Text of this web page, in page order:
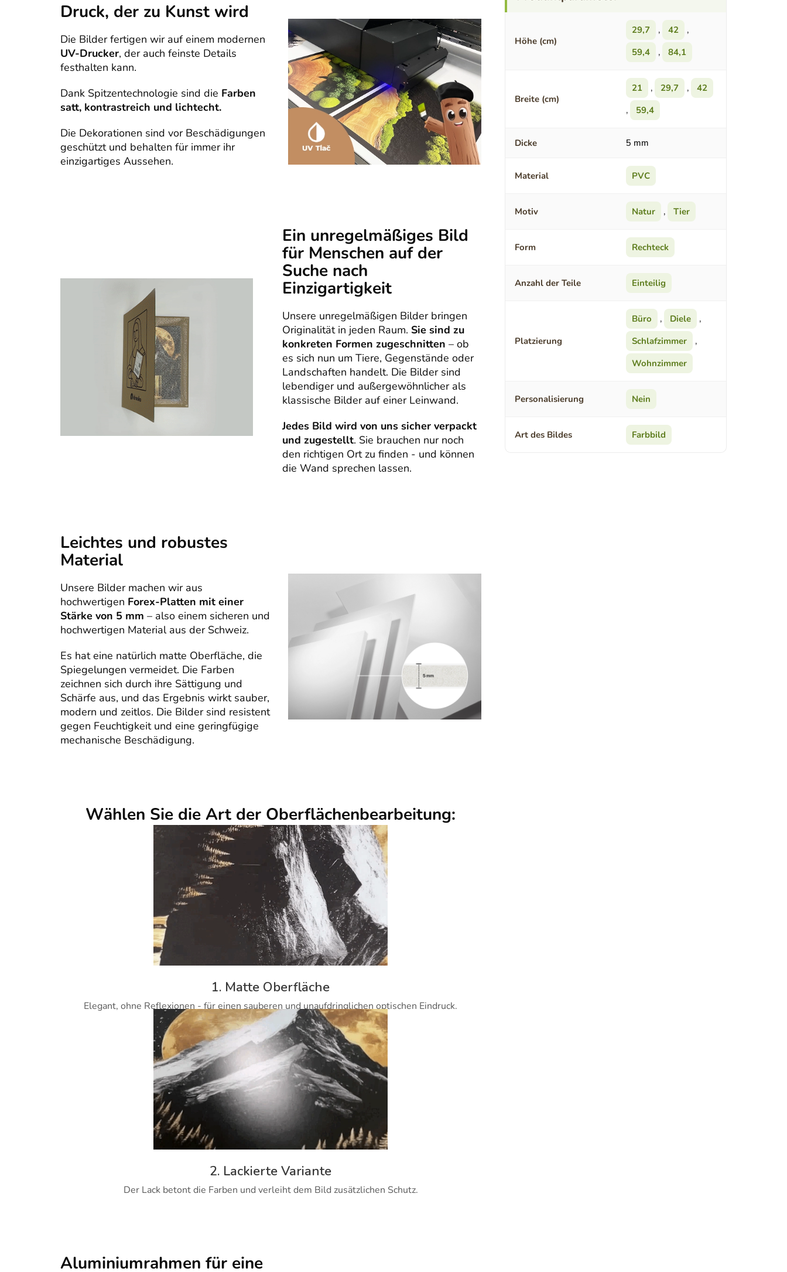
Druck, der zu Kunst wird
Die Bilder fertigen wir auf einem modernen
UV-Drucker, der auch feinste Details
festhalten kann.
Dank Spitzentechnologie sind die Farben
satt, kontrastreich und lichtecht.
Die Dekorationen sind vor Beschädigungen
geschützt und behalten für immer ihr
einzigartiges Aussehen.
Ein unregelmäßiges Bild
für Menschen auf der
Suche nach
Einzigartigkeit
Unsere unregelmäßigen Bilder bringen
Originalität in jeden Raum. Sie sind zu
konkreten Formen zugeschnitten – ob
es sich nun um Tiere, Gegenstände oder
Landschaften handelt. Die Bilder sind
lebendiger und außergewöhnlicher als
klassische Bilder auf einer Leinwand.
Jedes Bild wird von uns sicher verpackt
und zugestellt. Sie brauchen nur noch
den richtigen Ort zu finden - und können
die Wand sprechen lassen.
Leichtes und robustes
Material
Unsere Bilder machen wir aus
hochwertigen Forex-Platten mit einer
Stärke von 5 mm – also einem sicheren und
hochwertigen Material aus der Schweiz.
Es hat eine natürlich matte Oberfläche, die
Spiegelungen vermeidet. Die Farben
zeichnen sich durch ihre Sättigung und
Schärfe aus, und das Ergebnis wirkt sauber,
modern und zeitlos. Die Bilder sind resistent
gegen Feuchtigkeit und eine geringfügige
mechanische Beschädigung.
Wählen Sie die Art der Oberflächenbearbeitung:
1. Matte Oberfläche
Elegant, ohne Reflexionen - für einen sauberen und unaufdringlichen optischen Eindruck.
2. Lackierte Variante
Der Lack betont die Farben und verleiht dem Bild zusätzlichen Schutz.
Aluminiumrahmen für eine
Höhe (cm)
29,7 , 42
,
59,4
, 84,1
Breite (cm)
21 , 29,7 ,
42
,
59,4
Dicke 5 mm
Material PVC
Motiv Natur , Tier
Form Rechteck
Anzahl der Teile Einteilig
Platzierung
Büro , Diele
,
Schlafzimmer
,
Wohnzimmer
Personalisierung Nein
Art des Bildes Farbbild